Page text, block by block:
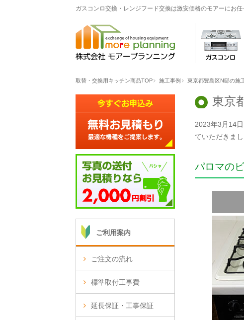
ガスコンロ交換・レンジフード交換は激安価格のモアーにお任
取替・交換用キッチン商品TOP 施工事例 東京都豊島区N邸の施
東京
2023年3月14
ていただきまし
パロマの
ご利用案内
ご注文の流れ
標準取付工事費
延長保証・工事保証